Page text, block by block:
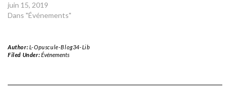
juin 15, 2019
Dans "Événements"
Author:L-Opuscule-Blog34-Lib
Filed Under:Événements